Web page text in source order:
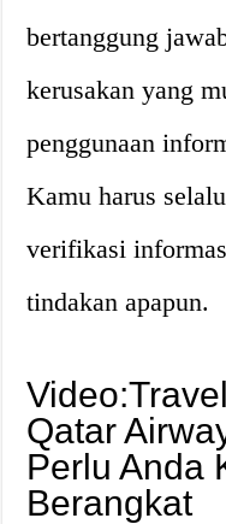
bertanggung
kerusakan yang
penggunaan
Kamu harus
verifikasi
tindakan apapun.
Qatar
Perlu Anda
Berangkat